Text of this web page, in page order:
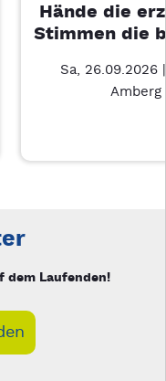
Hände die
Stimmen die
Sa, 26.09.2026
Amberg
dem Laufenden!